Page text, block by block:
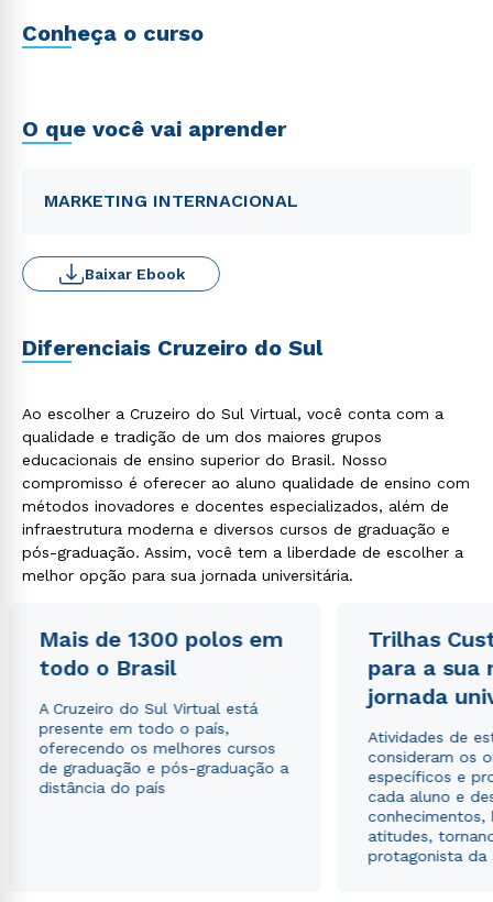
Conheça o curso
O que você vai aprender
MARKETING INTERNACIONAL
Baixar Ebook
Diferenciais Cruzeiro do Sul
Ao escolher a Cruzeiro do Sul Virtual, você conta com a
qualidade e tradição de um dos maiores grupos
educacionais de ensino superior do Brasil. Nosso
compromisso é oferecer ao aluno qualidade de ensino com
métodos inovadores e docentes especializados, além de
infraestrutura moderna e diversos cursos de graduação e
pós-graduação. Assim, você tem a liberdade de escolher a
melhor opção para sua jornada universitária.
Mais de 1300 polos em
todo o Brasil
A Cruzeiro do Sul Virtual está
presente em todo o país,
oferecendo os melhores cursos
de graduação e pós-graduação a
distância do país
Trilhas
para a sua
jornada
Atividades de
consideram os
específicos e
cada aluno e
conhecimentos,
atitudes,
protagonista da